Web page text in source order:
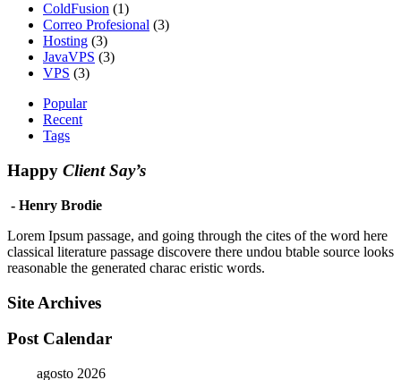
ColdFusion (1)
Correo Profesional (3)
Hosting (3)
JavaVPS (3)
VPS (3)
Popular
Recent
Tags
Happy Client Say’s
- Henry Brodie
Lorem Ipsum passage, and going through the cites of the word here
classical literature passage discovere there undou btable source looks
reasonable the generated charac eristic words.
Site Archives
Post Calendar
agosto 2026